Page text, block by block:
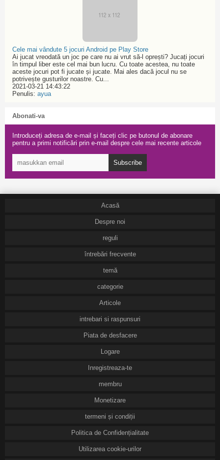
Cele mai vândute 5 jocuri Android pe Play Store
Ai jucat vreodată un joc pe care nu ai vrut să-l oprești? Jucați jocuri
în timpul liber este cel mai bun lucru. Cu toate acestea, nu toate
aceste jocuri pot fi jucate și jucate. Mai ales dacă jocul nu se
potrivește gusturilor noastre. Cu...
2021-03-21 14:43:22
Penulis: ayua
Abonati-va
Introduceți adresa de e-mail și faceți clic pe butonul de abonare
pentru a primi notificări prin e-mail despre cele mai recente articole
Subscribe
Acasă
Despre noi
reguli
întrebări frecvente
temă
categorie
Articole
intrebari si raspunsuri
Piata de desfacere
Logare
Inregistreaza-te
membru
Monetizare
termeni și condiții
Politica de Confidențialitate
Utilizarea cookie-urilor